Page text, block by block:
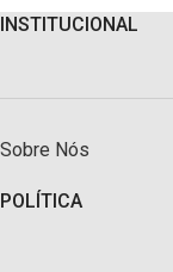
INSTITUCIONAL
Sobre Nós
POLÍTICA